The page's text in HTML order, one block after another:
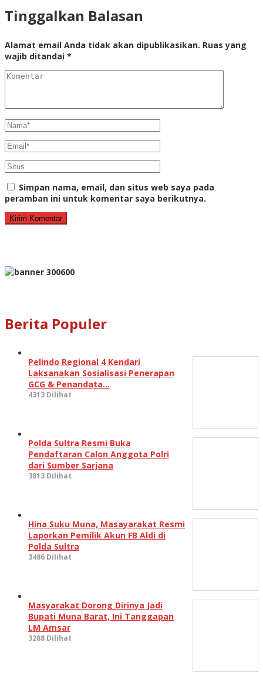
Tinggalkan Balasan
Alamat email Anda tidak akan dipublikasikan. Ruas yang
wajib ditandai *
Simpan nama, email, dan situs web saya pada
peramban ini untuk komentar saya berikutnya.
Berita Populer
Pelindo Regional 4 Kendari
Laksanakan Sosialisasi Penerapan
GCG & Penandata…
4313 Dilihat
Polda Sultra Resmi Buka
Pendaftaran Calon Anggota Polri
dari Sumber Sarjana
3813 Dilihat
Hina Suku Muna, Masayarakat Resmi
Laporkan Pemilik Akun FB Aldi di
Polda Sultra
3486 Dilihat
Masyarakat Dorong Dirinya Jadi
Bupati Muna Barat, Ini Tanggapan
LM Amsar
3288 Dilihat